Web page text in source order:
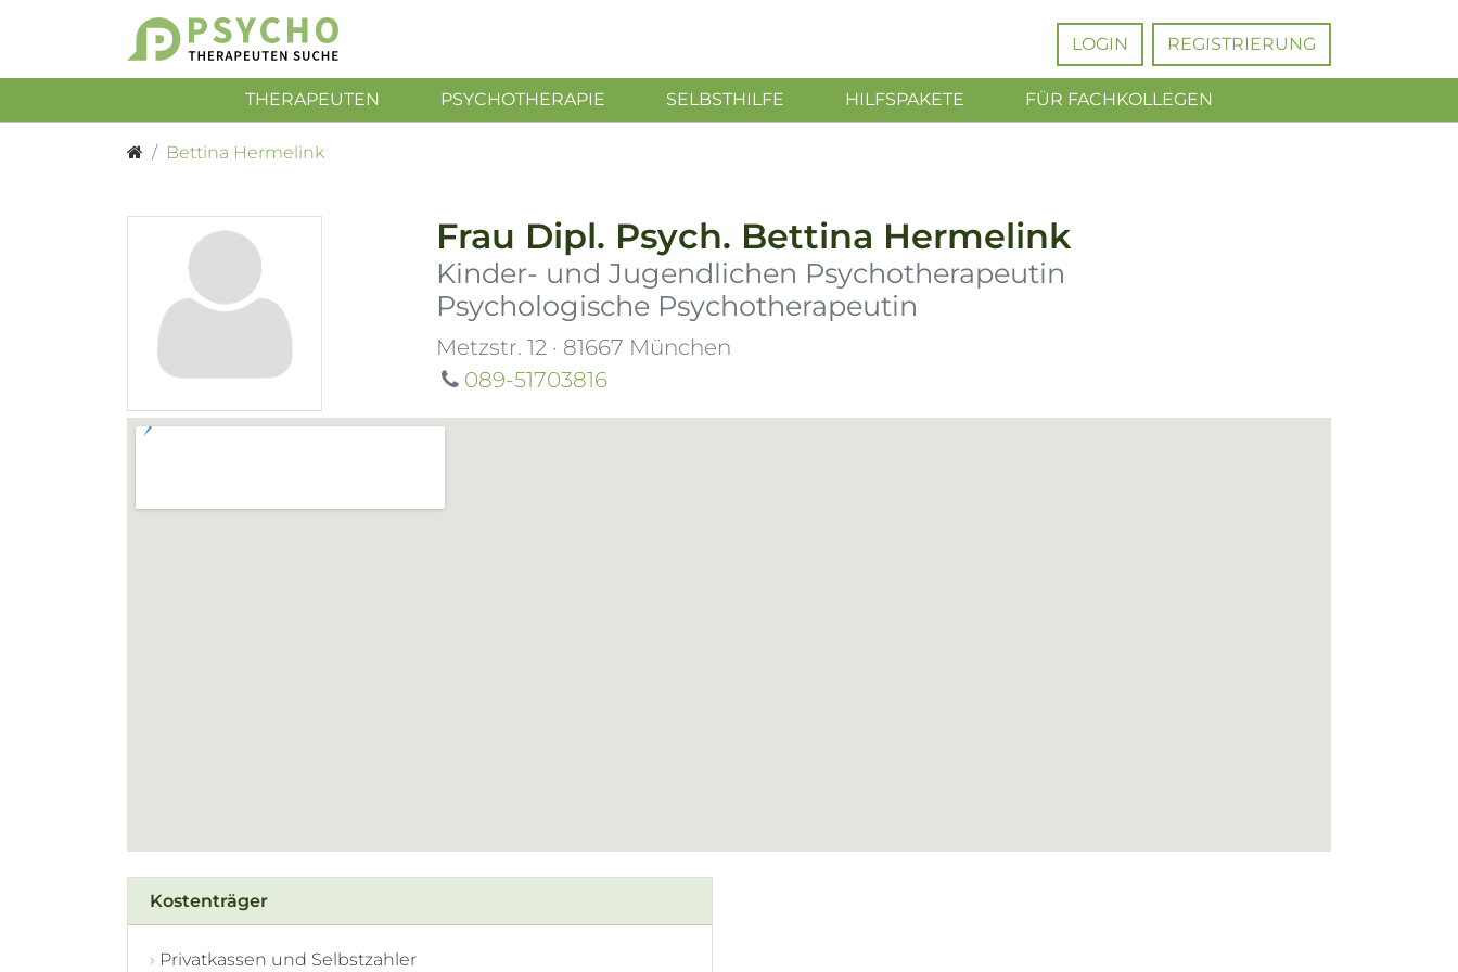
LOGIN REGISTRIERUNG
THERAPEUTEN PSYCHOTHERAPIE SELBSTHILFE HILFSPAKETE FÜR FACHKOLLEGEN
Bettina Hermelink
Frau Dipl. Psych. Bettina Hermelink
Kinder- und Jugendlichen Psychotherapeutin
Psychologische Psychotherapeutin
Metzstr. 12 · 81667 München
089-51703816
Kostenträger
Privatkassen und Selbstzahler